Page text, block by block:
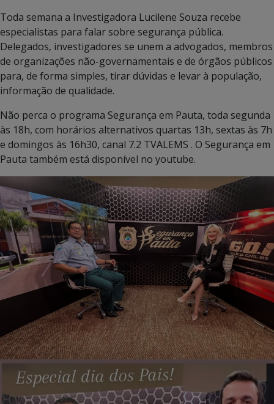
Toda semana a Investigadora Lucilene Souza recebe
especialistas para falar sobre segurança pública.
Delegados, investigadores se unem a advogados, membros
de organizações não-governamentais e de órgãos públicos
para, de forma simples, tirar dúvidas e levar à população,
informação de qualidade.
Não perca o programa Segurança em Pauta, toda segunda
às 18h, com horários alternativos quartas 13h, sextas às 7h
e domingos às 16h30, canal 7.2 TVALEMS . O Segurança em
Pauta também está disponível no youtube.